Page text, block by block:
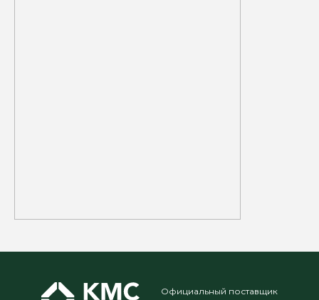
Официальный поставщик